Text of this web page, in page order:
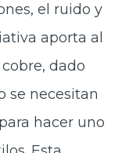
el ruido y
aporta al
dado
se necesitan
hacer uno